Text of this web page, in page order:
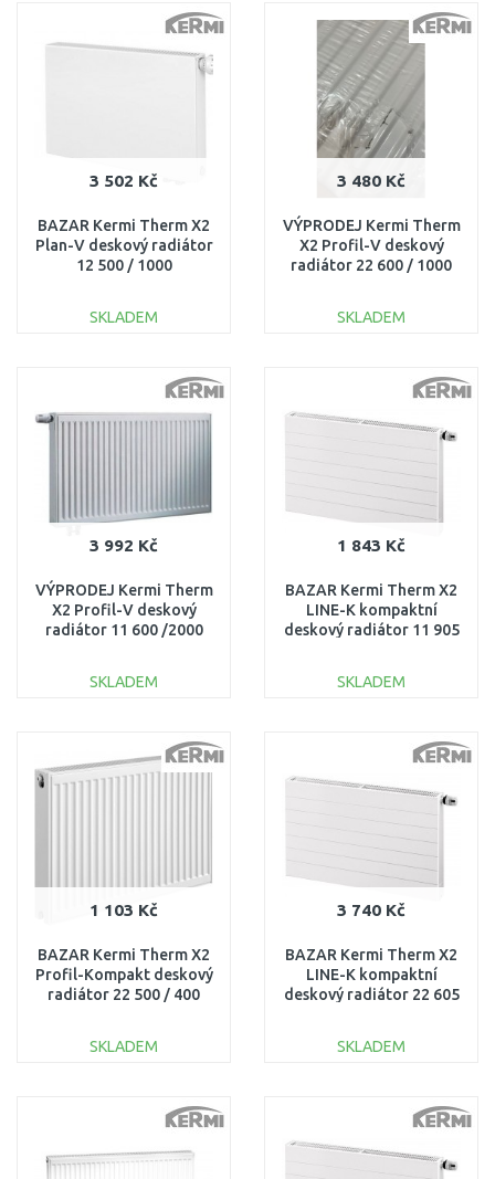
Porovnat
3 502 Kč
BAZAR Kermi Therm X2
Plan-V deskový radiátor
12 500 / 1000
SKLADEM
3 480 Kč
VÝPRODEJ Kermi Therm
X2 Profil-V deskový
radiátor 22 600 / 1000
SKLADEM
3 992 Kč
VÝPRODEJ Kermi Therm
X2 Profil-V deskový
radiátor 11 600 /2000
SKLADEM
Porovnat
1 843 Kč
BAZAR Kermi Therm X2
LINE-K kompaktní
deskový radiátor 11 905
PROMÁČKLÉ!!
SKLADEM
1 103 Kč
BAZAR Kermi Therm X2
Profil-Kompakt deskový
radiátor 22 500 / 400
SKLADEM
3 740 Kč
BAZAR Kermi Therm X2
LINE-K kompaktní
deskový radiátor 22 605
SKLADEM